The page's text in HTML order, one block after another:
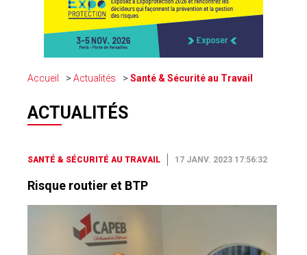
Accueil Actualités Santé & Sécurité au Travail
ACTUALITÉS
SANTÉ & SÉCURITÉ AU TRAVAIL 17 JANV. 2023 17:56:32
Risque routier et BTP